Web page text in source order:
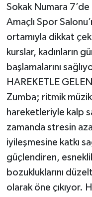
Sokak Numara
Amaçlı Spor
ortamıyla dikkat
kurslar, kadınların
başlamalarını
HAREKETLE
Zumba; ritmik
hareketleriyle kalp
zamanda stresin
iyileşmesine katkı
güçlendiren,
bozukluklarını
olarak öne çıkıyor.